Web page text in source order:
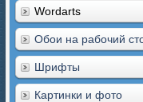
Wordarts
Обои на рабочий
Шрифты
Картинки и фото